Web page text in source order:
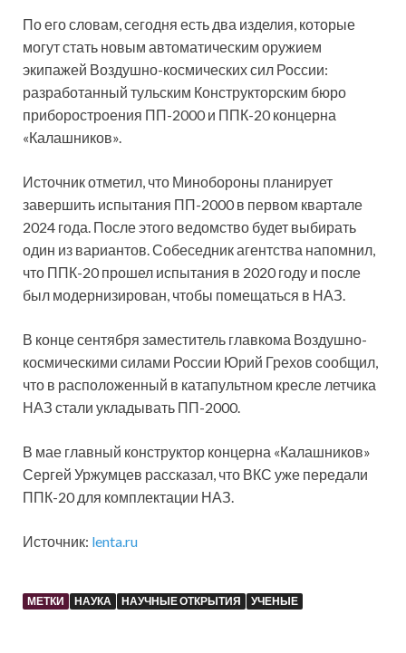
По его словам, сегодня есть два изделия, которые
могут стать новым автоматическим оружием
экипажей Воздушно-космических сил России:
разработанный тульским Конструкторским бюро
приборостроения ПП-2000 и ППК-20 концерна
«Калашников».
Источник отметил, что Минобороны планирует
завершить испытания ПП-2000 в первом квартале
2024 года. После этого ведомство будет выбирать
один из вариантов. Собеседник агентства напомнил,
что ППК-20 прошел испытания в 2020 году и после
был модернизирован, чтобы помещаться в НАЗ.
В конце сентября заместитель главкома Воздушно-
космическими силами России Юрий Грехов сообщил,
что в расположенный в катапультном кресле летчика
НАЗ стали укладывать ПП-2000.
В мае главный конструктор концерна «Калашников»
Сергей Уржумцев рассказал, что ВКС уже передали
ППК-20 для комплектации НАЗ.
Источник: lenta.ru
МЕТКИ НАУКА НАУЧНЫЕ ОТКРЫТИЯ УЧЕНЫЕ